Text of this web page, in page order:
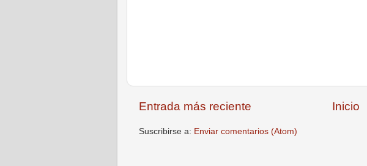
Entrada más reciente Inicio
Suscribirse a: Enviar comentarios (Atom)